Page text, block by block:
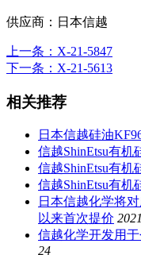
供应商： 日本信越
上一条 ：X-21-5847
下一条 ：X-21-5613
相关推荐
日本信越硅油
信越ShinEtsu有机
信越ShinEtsu有
信越ShinEtsu有机
日本信越化学将
以来首次提价
信越化学开发用
24